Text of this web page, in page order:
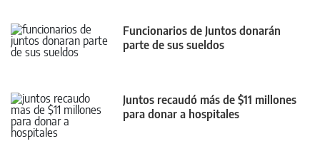
Funcionarios de Juntos donarán
parte de sus sueldos
Juntos recaudó más de $11 millones
para donar a hospitales